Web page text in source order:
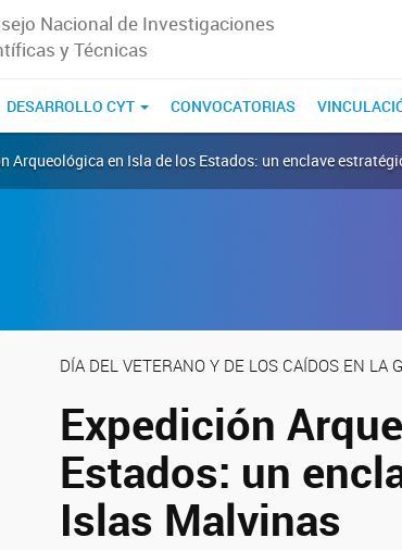
Nacional de Investigaciones
y Técnicas
DESARROLLO CYT CONVOCATORIAS
Arqueológica en Isla de los Estados: un enclave
DÍA DEL VETERANO Y DE LOS CAÍDOS EN LA
Expedición
Estados: un
Islas Malvinas